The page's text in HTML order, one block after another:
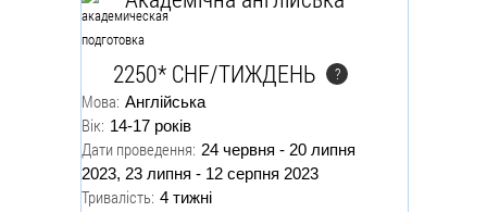
2250* CHF/ТИЖДЕНЬ ?
Мова: Англійська
Вік: 14-17 років
Дати проведення: 24 червня - 20 липня
2023, 23 липня - 12 серпня 2023
Тривалість: 4 тижні